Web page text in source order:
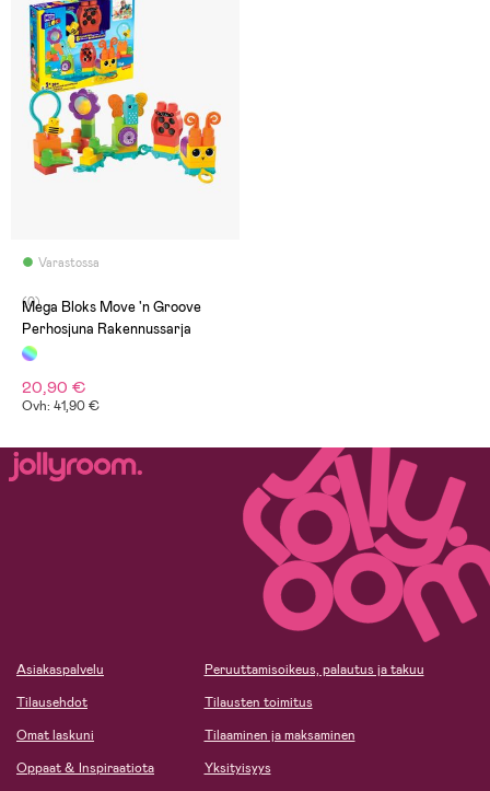
Varastossa
(0)
Mega Bloks Move 'n Groove
Perhosjuna Rakennussarja
20,90 €
Ovh: 41,90 €
Asiakaspalvelu
Tilausehdot
Omat laskuni
Oppaat & Inspiraatiota
Peruuttamisoikeus, palautus ja takuu
Tilausten toimitus
Tilaaminen ja maksaminen
Yksityisyys